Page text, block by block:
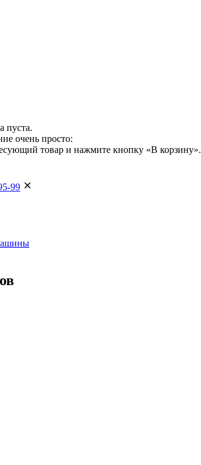
пуста.
очень просто:
товар и нажмите кнопку «В корзину».
99